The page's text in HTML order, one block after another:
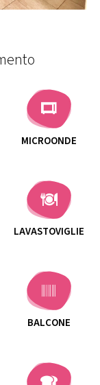
MICROONDE
LAVASTOVIGLIE
BALCONE